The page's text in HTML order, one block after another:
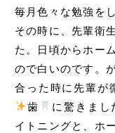
毎月色々な勉強を
その時に、先輩衛
た。日頃からホー
ので白いのです。
合った時に先輩が
歯
に驚きまし
イトニングと、ホ